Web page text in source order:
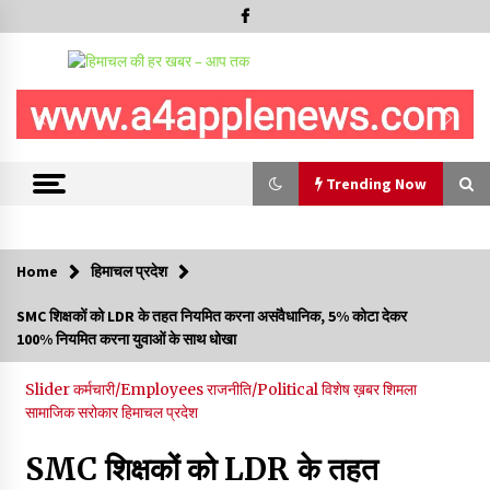
Trending Now
5 किलो अफीम डोडा/पोस्त बरामदगी मामले में कुल्लू सैंज से मुख्य सप्लायर
गिरफ्तार
09/08/2026
सुधीर शर्मा अपनी बोल-वाणी सुधारें, हिमाचली संस्कृति के अनुरूप करें भाषा का
प्रयोग- राजेश धर्माणी
Home हिमाचल प्रदेश
SMC शिक्षकों को LDR के तहत नियमित करना असंवैधानिक, 5% कोटा देकर
100% नियमित करना युवाओं के साथ धोखा
Sliderकर्मचारी/Employeesराजनीति/Politicalविशेष ख़बरशिमला
सामाजिक सरोकारहिमाचल प्रदेश
SMC शिक्षकों को LDR के तहत